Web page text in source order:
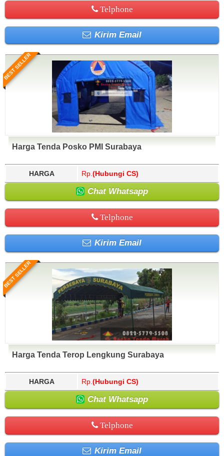
Telphone
Kirim Email
BEST SELLER
Harga Tenda Posko PMI Surabaya
HARGA Rp. (Hubungi CS)
Chat Whatsapp
Telphone
Kirim Email
BEST SELLER
Harga Tenda Terop Lengkung Surabaya
HARGA Rp. (Hubungi CS)
Chat Whatsapp
Telphone
Kirim Email